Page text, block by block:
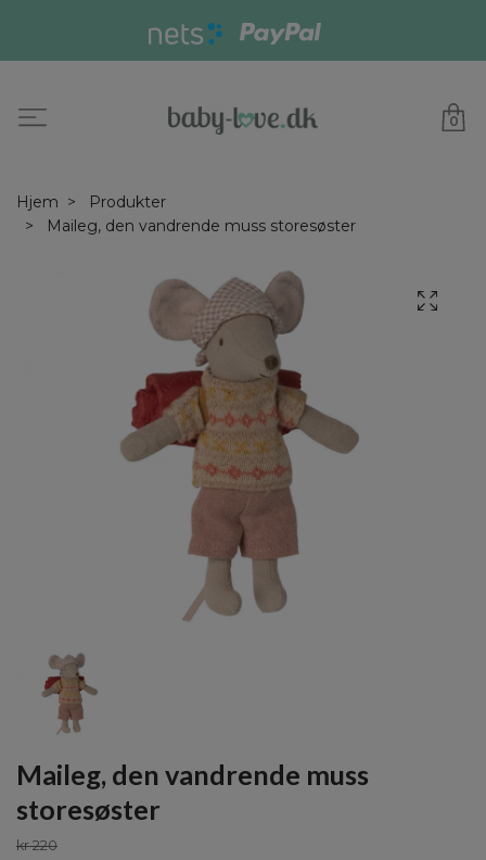
0
Hjem
Produkter
Maileg, den vandrende muss storesøster
Maileg, den vandrende muss
storesøster
kr 220